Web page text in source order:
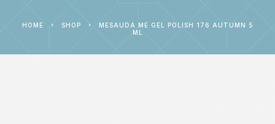
HOME SHOP
MESAUDA ME GEL POLISH 176 AUTUMN 5
ML